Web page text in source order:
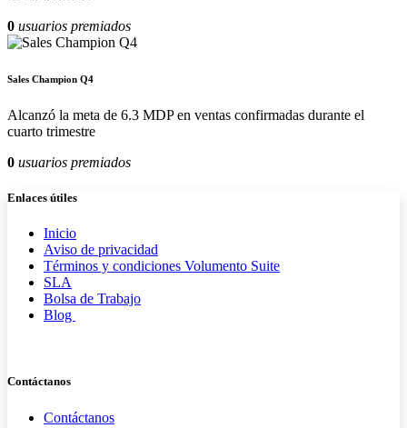
0 usuarios premiados
Sales Champion Q4
Alcanzó la meta de 6.3 MDP en ventas confirmadas durante el
cuarto trimestre
0 usuarios premiados
Enlaces útiles
Inicio
Aviso de privacidad
Términos y condiciones Volumento Suite
SLA
Bolsa de Trabajo
Blog
Contáctanos
Contáctanos